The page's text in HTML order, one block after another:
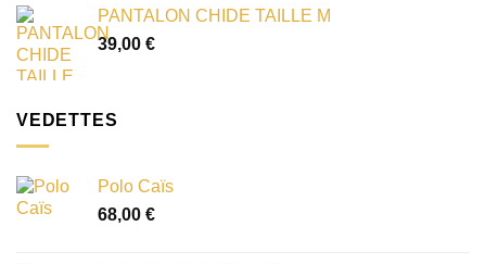
PANTALON CHIDE TAILLE M
39,00 €
VEDETTES
Polo Caïs
68,00 €